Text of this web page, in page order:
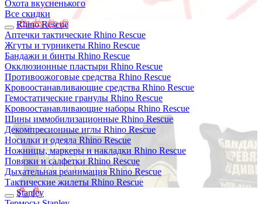
Охота вкусненького
Все скидки
Rhino Rescue
Аптечки тактические Rhino Rescue
Жгуты и турникеты Rhino Rescue
Бандажи и бинты Rhino Rescue
Окклюзионные пластыри Rhino Rescue
Противоожоговые средства Rhino Rescue
Кровоостанавливающие средства Rhino Rescue
Гемостатические гранулы Rhino Rescue
Кровоостанавливающие наборы Rhino Rescue
Шины иммобилизационные Rhino Rescue
Декомпресионные иглы Rhino Rescue
Носилки и одеяла Rhino Rescue
Ножницы, маркеры и накладки Rhino Rescue
Повязки и салфетки Rhino Rescue
Дыхательная реанимация Rhino Rescue
Тактические жилеты Rhino Rescue
Stanley